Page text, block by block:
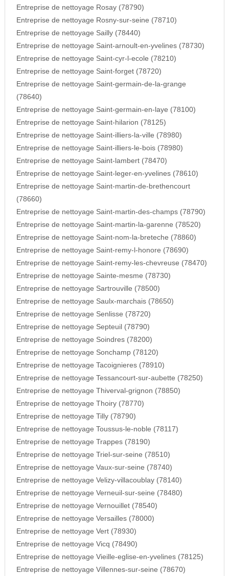
Entreprise de nettoyage Rosay (78790)
Entreprise de nettoyage Rosny-sur-seine (78710)
Entreprise de nettoyage Sailly (78440)
Entreprise de nettoyage Saint-arnoult-en-yvelines (78730)
Entreprise de nettoyage Saint-cyr-l-ecole (78210)
Entreprise de nettoyage Saint-forget (78720)
Entreprise de nettoyage Saint-germain-de-la-grange
(78640)
Entreprise de nettoyage Saint-germain-en-laye (78100)
Entreprise de nettoyage Saint-hilarion (78125)
Entreprise de nettoyage Saint-illiers-la-ville (78980)
Entreprise de nettoyage Saint-illiers-le-bois (78980)
Entreprise de nettoyage Saint-lambert (78470)
Entreprise de nettoyage Saint-leger-en-yvelines (78610)
Entreprise de nettoyage Saint-martin-de-brethencourt
(78660)
Entreprise de nettoyage Saint-martin-des-champs (78790)
Entreprise de nettoyage Saint-martin-la-garenne (78520)
Entreprise de nettoyage Saint-nom-la-breteche (78860)
Entreprise de nettoyage Saint-remy-l-honore (78690)
Entreprise de nettoyage Saint-remy-les-chevreuse (78470)
Entreprise de nettoyage Sainte-mesme (78730)
Entreprise de nettoyage Sartrouville (78500)
Entreprise de nettoyage Saulx-marchais (78650)
Entreprise de nettoyage Senlisse (78720)
Entreprise de nettoyage Septeuil (78790)
Entreprise de nettoyage Soindres (78200)
Entreprise de nettoyage Sonchamp (78120)
Entreprise de nettoyage Tacoignieres (78910)
Entreprise de nettoyage Tessancourt-sur-aubette (78250)
Entreprise de nettoyage Thiverval-grignon (78850)
Entreprise de nettoyage Thoiry (78770)
Entreprise de nettoyage Tilly (78790)
Entreprise de nettoyage Toussus-le-noble (78117)
Entreprise de nettoyage Trappes (78190)
Entreprise de nettoyage Triel-sur-seine (78510)
Entreprise de nettoyage Vaux-sur-seine (78740)
Entreprise de nettoyage Velizy-villacoublay (78140)
Entreprise de nettoyage Verneuil-sur-seine (78480)
Entreprise de nettoyage Vernouillet (78540)
Entreprise de nettoyage Versailles (78000)
Entreprise de nettoyage Vert (78930)
Entreprise de nettoyage Vicq (78490)
Entreprise de nettoyage Vieille-eglise-en-yvelines (78125)
Entreprise de nettoyage Villennes-sur-seine (78670)